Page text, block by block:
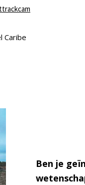
Caribe
Ben je